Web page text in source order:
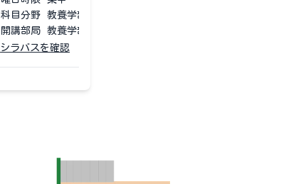
科目分野
教養学部専門
開講部局
教養学部
シラバスを確認